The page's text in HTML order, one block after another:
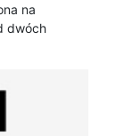
na
dwóch